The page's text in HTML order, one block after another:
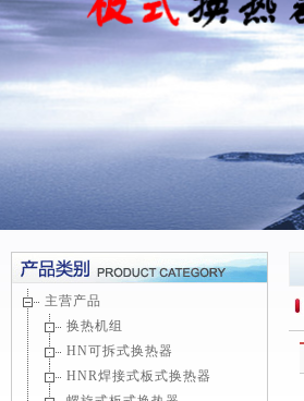
主营产品
换热机组
HN可拆式换热器
HNR焊接式板式换热器